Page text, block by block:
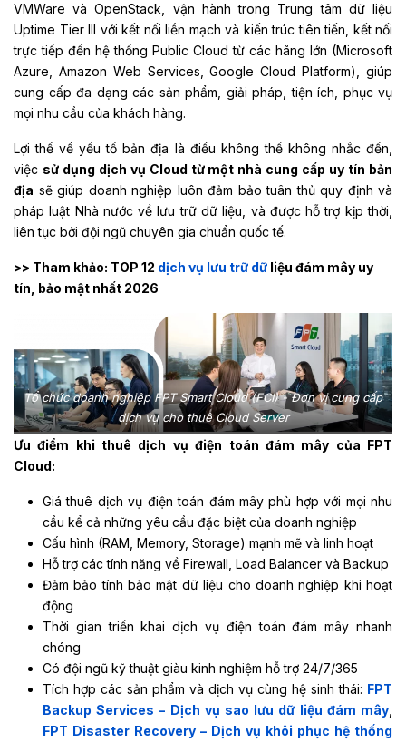
VMWare và OpenStack, vận hành trong Trung tâm dữ liệu
Uptime Tier III với kết nối liền mạch và kiến trúc tiên tiến, kết nối
trực tiếp đến hệ thống Public Cloud từ các hãng lớn (Microsoft
Azure, Amazon Web Services, Google Cloud Platform), giúp
cung cấp đa dạng các sản phẩm, giải pháp, tiện ích, phục vụ
mọi nhu cầu của khách hàng.
Lợi thế về yếu tố bản địa là điều không thể không nhắc đến,
việc sử dụng dịch vụ Cloud từ một nhà cung cấp uy tín bản
địa sẽ giúp doanh nghiệp luôn đảm bảo tuân thủ quy định và
pháp luật Nhà nước về lưu trữ dữ liệu, và được hỗ trợ kịp thời,
liên tục bởi đội ngũ chuyên gia chuẩn quốc tế.
>> Tham khảo: TOP 12 dịch vụ lưu trữ dữ liệu đám mây uy
tín, bảo mật nhất 2026
Tổ chức doanh nghiệp FPT Smart Cloud (FCI) - Đơn vị cung cấp
dịch vụ cho thuê Cloud Server
Ưu điểm khi thuê dịch vụ điện toán đám mây của FPT
Cloud:
Giá thuê dịch vụ điện toán đám mây phù hợp với mọi nhu
cầu kể cả những yêu cầu đặc biệt của doanh nghiệp
Cấu hình (RAM, Memory, Storage) mạnh mẽ và linh hoạt
Hỗ trợ các tính năng về Firewall, Load Balancer và Backup
Đảm bảo tính bảo mật dữ liệu cho doanh nghiệp khi hoạt
động
Thời gian triển khai dịch vụ điện toán đám mây nhanh
chóng
Có đội ngũ kỹ thuật giàu kinh nghiệm hỗ trợ 24/7/365
Tích hợp các sản phẩm và dịch vụ cùng hệ sinh thái: FPT
Backup Services – Dịch vụ sao lưu dữ liệu đám mây
FPT Disaster Recovery – Dịch vụ khôi phục hệ thống